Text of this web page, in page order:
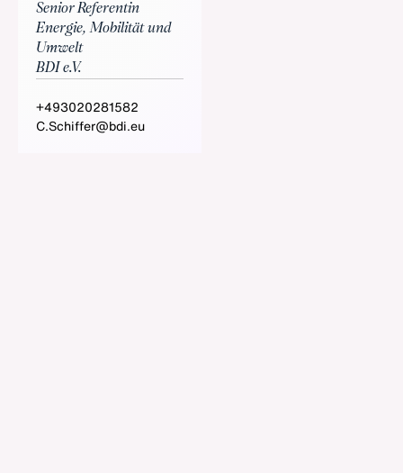
Senior Referentin
Energie, Mobilität und
Umwelt
BDI e.V.
+493020281582
C.Schiffer@bdi.eu